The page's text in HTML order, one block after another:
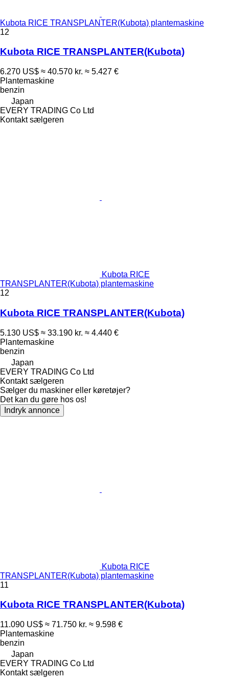
Kubota RICE TRANSPLANTER(Kubota) plantemaskine
12
Kubota RICE TRANSPLANTER(Kubota)
6.270 US$ ≈ 40.570 kr. ≈ 5.427 €
Plantemaskine
benzin
Japan
EVERY TRADING Co Ltd
Kontakt sælgeren
Kubota RICE
TRANSPLANTER(Kubota) plantemaskine
12
Kubota RICE TRANSPLANTER(Kubota)
5.130 US$ ≈ 33.190 kr. ≈ 4.440 €
Plantemaskine
benzin
Japan
EVERY TRADING Co Ltd
Kontakt sælgeren
Sælger du maskiner eller køretøjer?
Det kan du gøre hos os!
Indryk annonce
Kubota RICE
TRANSPLANTER(Kubota) plantemaskine
11
Kubota RICE TRANSPLANTER(Kubota)
11.090 US$ ≈ 71.750 kr. ≈ 9.598 €
Plantemaskine
benzin
Japan
EVERY TRADING Co Ltd
Kontakt sælgeren